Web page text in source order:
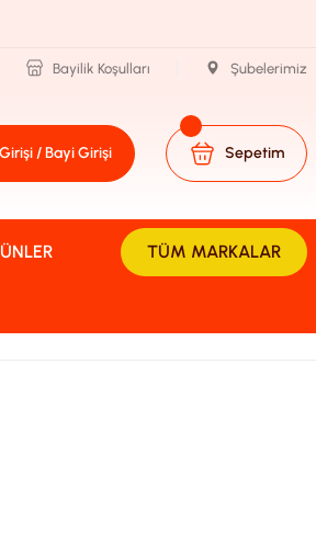
Bayilik Koşulları Şubelerimiz
/ Bayi Girişi Sepetim
TÜM MARKALAR